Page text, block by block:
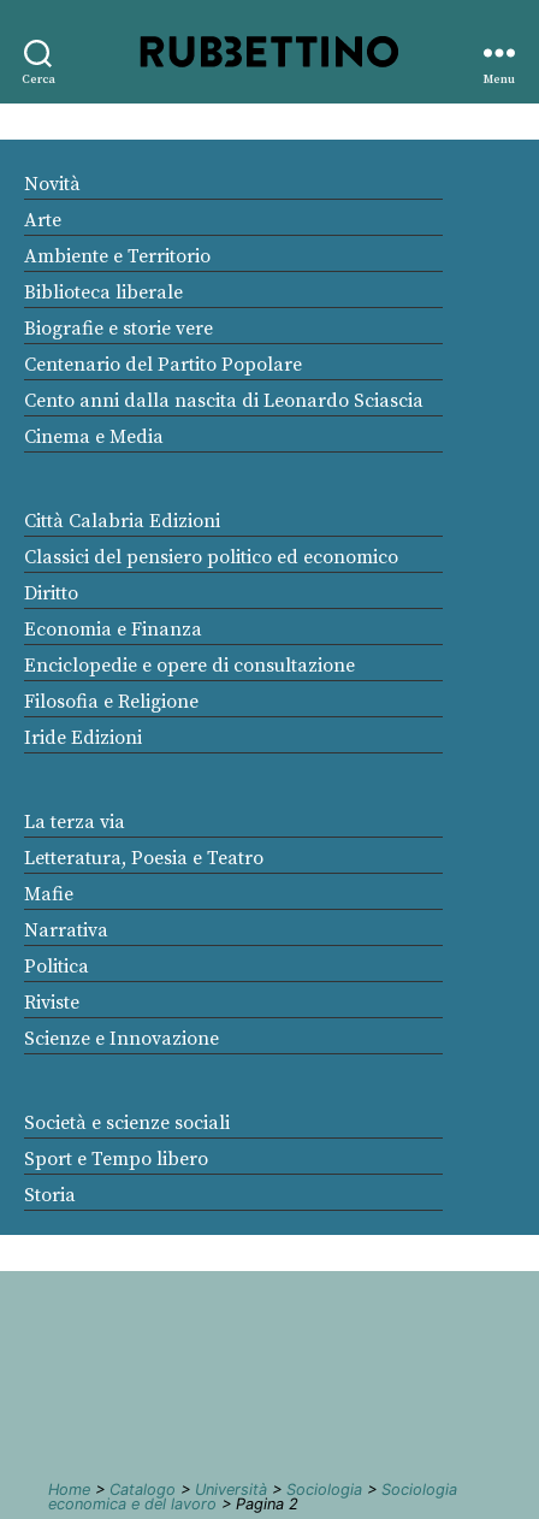
Cerca
editore
Menu
Novità
Arte
Ambiente e Territorio
Biblioteca liberale
Biografie e storie vere
Centenario del Partito Popolare
Cento anni dalla nascita di Leonardo Sciascia
Cinema e Media
Città Calabria Edizioni
Classici del pensiero politico ed economico
Diritto
Economia e Finanza
Enciclopedie e opere di consultazione
Filosofia e Religione
Iride Edizioni
La terza via
Letteratura, Poesia e Teatro
Mafie
Narrativa
Politica
Riviste
Scienze e Innovazione
Società e scienze sociali
Sport e Tempo libero
Storia
Home > Catalogo > Università > Sociologia > Sociologia
economica e del lavoro > Pagina 2